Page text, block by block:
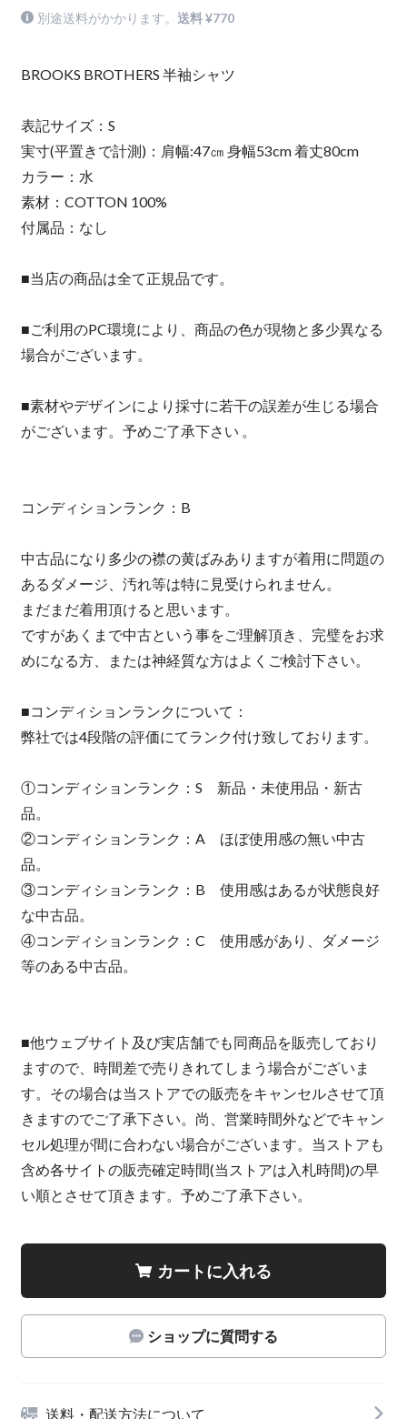
別途送料がかかります。送料 ¥770
BROOKS BROTHERS 半袖シャツ
表記サイズ：S
実寸(平置きで計測)：肩幅:47㎝ 身幅53cm 着丈80cm
カラー：水
素材：COTTON 100%
付属品：なし
■当店の商品は全て正規品です。
■ご利用のPC環境により、商品の色が現物と多少異なる
場合がございます。
■素材やデザインにより採寸に若干の誤差が生じる場合
がございます。予めご了承下さい 。
コンディションランク：B
中古品になり多少の襟の黄ばみありますが着用に問題の
あるダメージ、汚れ等は特に見受けられません。
まだまだ着用頂けると思います。
ですがあくまで中古という事をご理解頂き、完璧をお求
めになる方、または神経質な方はよくご検討下さい。
■コンディションランクについて：
弊社では4段階の評価にてランク付け致しております。
①コンディションランク：S 新品・未使用品・新古
品。
②コンディションランク：A ほぼ使用感の無い中古
品。
③コンディションランク：B 使用感はあるが状態良好
な中古品。
④コンディションランク：C 使用感があり、ダメージ
等のある中古品。
■他ウェブサイト及び実店舗でも同商品を販売しており
ますので、時間差で売りきれてしまう場合がございま
す。その場合は当ストアでの販売をキャンセルさせて頂
きますのでご了承下さい。尚、営業時間外などでキャン
セル処理が間に合わない場合がございます。当ストアも
含め各サイトの販売確定時間(当ストアは入札時間)の早
い順とさせて頂きます。予めご了承下さい。
カートに入れる
ショップに質問する
送料・配送方法について